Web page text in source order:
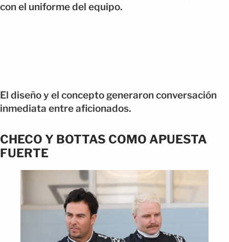
con el uniforme del equipo.
El diseño y el concepto generaron conversación
inmediata entre aficionados.
CHECO Y BOTTAS COMO APUESTA
FUERTE